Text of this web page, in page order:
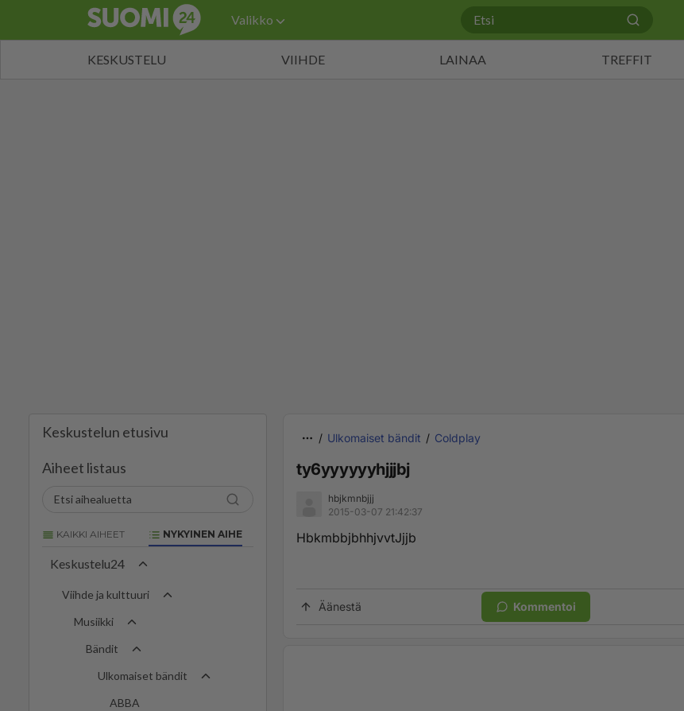
Valikko
KESKUSTELU VIIHDE LAINAA TREFFIT
Keskustelun etusivu
Aiheet listaus
KAIKKI AIHEET NYKYINEN AIHE
Keskustelu24
Viihde ja kulttuuri
Musiikki
Bändit
Ulkomaiset bändit
ABBA
Ulkomaiset bändit Coldplay
ty6yyyyyyhjjjbj
hbjkmnbjjj
2015-03-07 21:42:37
HbkmbbjbhhjvvtJjjb
Äänestä Kommentoi